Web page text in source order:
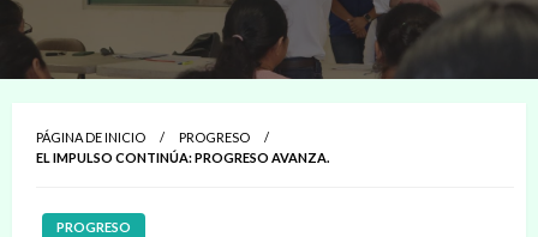
PÁGINA DE INICIO
PROGRESO
EL IMPULSO CONTINÚA: PROGRESO AVANZA.
PROGRESO